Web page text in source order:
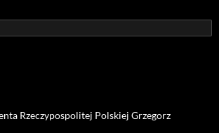
Rzeczypospolitej Polskiej Grzegorz